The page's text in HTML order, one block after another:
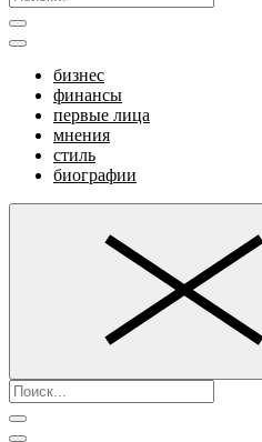
бизнес
финансы
первые лица
мнения
стиль
биографии